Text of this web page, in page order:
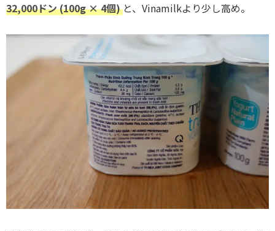
32,000ドン (100g × 4個)と、Vinamilkより少し高め。